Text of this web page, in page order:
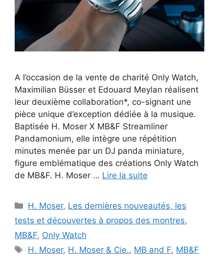
A l’occasion de la vente de charité Only Watch,
Maximilian Büsser et Edouard Meylan réalisent
leur deuxième collaboration*, co-signant une
pièce unique d’exception dédiée à la musique.
Baptisée H. Moser X MB&F Streamliner
Pandamonium, elle intègre une répétition
minutes menée par un DJ panda miniature,
figure emblématique des créations Only Watch
de MB&F. H. Moser … Lire la suite
Catégories
H. Moser, Les dernières nouveautés, les
tests et découvertes à propos des montres,
MB&F, Only Watch
Étiquettes
H. Moser, H. Moser & Cie., MB and F, MB&F